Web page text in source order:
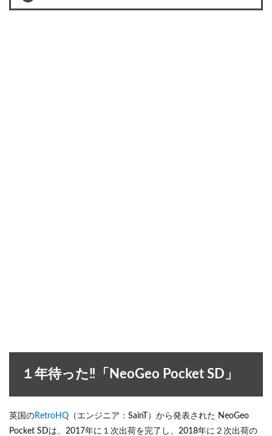
１年待った‼「NeoGeo Pocket SD」
英国のRetroHQ （エンジニア：SainT）から発表された NeoGeo
Pocket SDは、2017年に１次出荷を完了し、2018年に２次出荷の